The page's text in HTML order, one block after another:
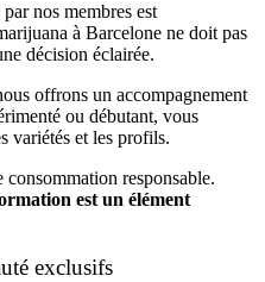
nos membres est
à Barcelone ne doit pas
décision éclairée.
offrons un accompagnement
ou débutant, vous
variétés et les profils.
responsable.
est un élément
exclusifs